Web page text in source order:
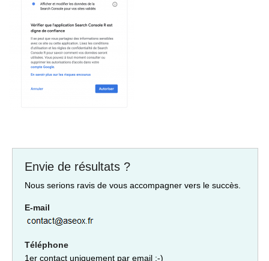
Envie de résultats ?
Nous serions ravis de vous accompagner vers le succès.
E-mail
Téléphone
1er contact uniquement par email :-)